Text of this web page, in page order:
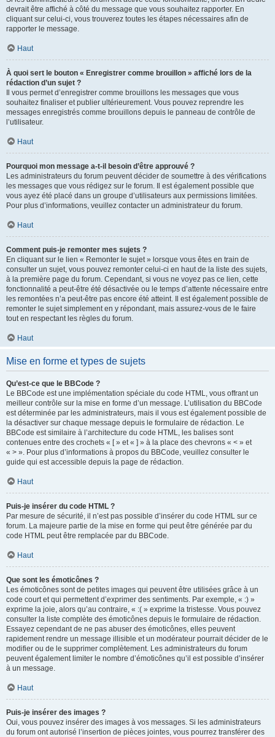
devrait être affiché à côté du message que vous souhaitez rapporter. En
cliquant sur celui-ci, vous trouverez toutes les étapes nécessaires afin de
rapporter le message.
Haut
À quoi sert le bouton « Enregistrer comme brouillon » affiché lors de la
rédaction d’un sujet ?
Il vous permet d’enregistrer comme brouillons les messages que vous
souhaitez finaliser et publier ultérieurement. Vous pouvez reprendre les
messages enregistrés comme brouillons depuis le panneau de contrôle de
l’utilisateur.
Haut
Pourquoi mon message a-t-il besoin d’être approuvé ?
Les administrateurs du forum peuvent décider de soumettre à des vérifications
les messages que vous rédigez sur le forum. Il est également possible que
vous ayez été placé dans un groupe d’utilisateurs aux permissions limitées.
Pour plus d’informations, veuillez contacter un administrateur du forum.
Haut
Comment puis-je remonter mes sujets ?
En cliquant sur le lien « Remonter le sujet » lorsque vous êtes en train de
consulter un sujet, vous pouvez remonter celui-ci en haut de la liste des sujets,
à la première page du forum. Cependant, si vous ne voyez pas ce lien, cette
fonctionnalité a peut-être été désactivée ou le temps d’attente nécessaire entre
les remontées n’a peut-être pas encore été atteint. Il est également possible de
remonter le sujet simplement en y répondant, mais assurez-vous de le faire
tout en respectant les règles du forum.
Haut
Mise en forme et types de sujets
Qu’est-ce que le BBCode ?
Le BBCode est une implémentation spéciale du code HTML, vous offrant un
meilleur contrôle sur la mise en forme d’un message. L’utilisation du BBCode
est déterminée par les administrateurs, mais il vous est également possible de
la désactiver sur chaque message depuis le formulaire de rédaction. Le
BBCode est similaire à l’architecture du code HTML, les balises sont
contenues entre des crochets « [ » et « ] » à la place des chevrons « < » et
« > ». Pour plus d’informations à propos du BBCode, veuillez consulter le
guide qui est accessible depuis la page de rédaction.
Haut
Puis-je insérer du code HTML ?
Par mesure de sécurité, il n’est pas possible d’insérer du code HTML sur ce
forum. La majeure partie de la mise en forme qui peut être générée par du
code HTML peut être remplacée par du BBCode.
Haut
Que sont les émoticônes ?
Les émoticônes sont de petites images qui peuvent être utilisées grâce à un
code court et qui permettent d’exprimer des sentiments. Par exemple, « :) »
exprime la joie, alors qu’au contraire, « :( » exprime la tristesse. Vous pouvez
consulter la liste complète des émoticônes depuis le formulaire de rédaction.
Essayez cependant de ne pas abuser des émoticônes, elles peuvent
rapidement rendre un message illisible et un modérateur pourrait décider de le
modifier ou de le supprimer complètement. Les administrateurs du forum
peuvent également limiter le nombre d’émoticônes qu’il est possible d’insérer
à un message.
Haut
Puis-je insérer des images ?
Oui, vous pouvez insérer des images à vos messages. Si les administrateurs
du forum ont autorisé l’insertion de pièces jointes, vous pourrez transférer des